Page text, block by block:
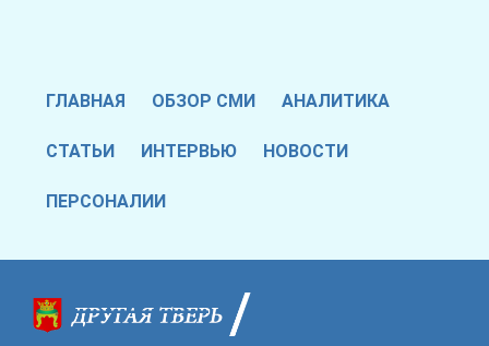
ГЛАВНАЯ ОБЗОР СМИ АНАЛИТИКА
СТАТЬИ ИНТЕРВЬЮ НОВОСТИ
ПЕРСОНАЛИИ